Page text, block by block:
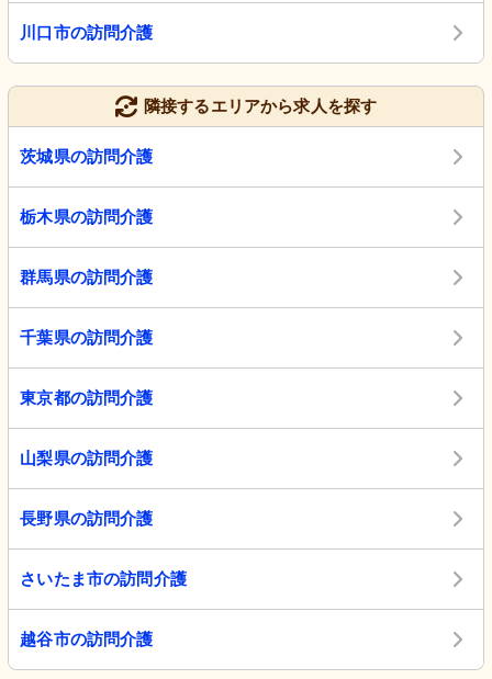
川口市の訪問介護
隣接するエリアから求人を探す
茨城県の訪問介護
栃木県の訪問介護
群馬県の訪問介護
千葉県の訪問介護
東京都の訪問介護
山梨県の訪問介護
長野県の訪問介護
さいたま市の訪問介護
越谷市の訪問介護